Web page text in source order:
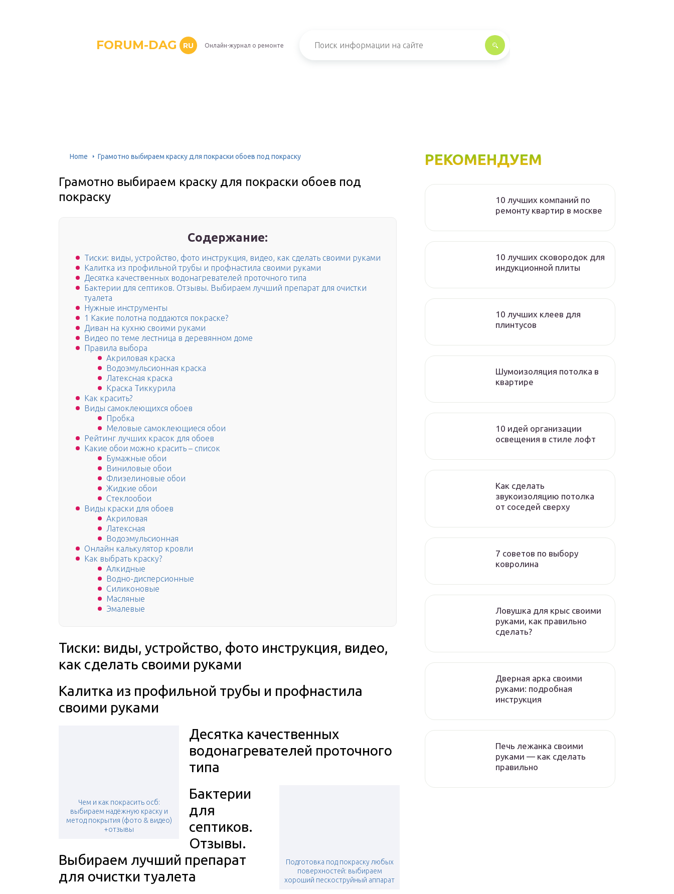
FORUM-DAG RU Онлайн-журнал о ремонте
Home Грамотно выбираем краску для покраски обоев под покраску
Грамотно выбираем краску для покраски обоев под
покраску
Содержание:
Тиски: виды, устройство, фото инструкция, видео, как сделать своими руками
Калитка из профильной трубы и профнастила своими руками
Десятка качественных водонагревателей проточного типа
Бактерии для септиков. Отзывы. Выбираем лучший препарат для очистки
туалета
Нужные инструменты
1 Какие полотна поддаются покраске?
Диван на кухню своими руками
Видео по теме лестница в деревянном доме
Правила выбора
Акриловая краска
Водоэмульсионная краска
Латексная краска
Краска Тиккурила
Как красить?
Виды самоклеющихся обоев
Пробка
Меловые самоклеющиеся обои
Рейтинг лучших красок для обоев
Какие обои можно красить – список
Бумажные обои
Виниловые обои
Флизелиновые обои
Жидкие обои
Стеклообои
Виды краски для обоев
Акриловая
Латексная
Водоэмульсионная
Онлайн калькулятор кровли
Как выбрать краску?
Алкидные
Водно-дисперсионные
Силиконовые
Масляные
Эмалевые
Тиски: виды, устройство, фото инструкция, видео,
как сделать своими руками
Калитка из профильной трубы и профнастила
своими руками
Чем и как покрасить осб:
выбираем надёжную краску и
метод покрытия (фото & видео)
+отзывы
Десятка качественных
водонагревателей проточного
типа
Подготовка под покраску любых
поверхностей: выбираем
хороший пескоструйный аппарат
Бактерии
для
септиков.
Отзывы.
Выбираем лучший препарат
для очистки туалета
РЕКОМЕНДУЕМ
10 лучших компаний по
ремонту квартир в москве
10 лучших сковородок для
индукционной плиты
10 лучших клеев для
плинтусов
Шумоизоляция потолка в
квартире
10 идей организации
освещения в стиле лофт
Как сделать
звукоизоляцию потолка
от соседей сверху
7 советов по выбору
ковролина
Ловушка для крыс своими
руками, как правильно
сделать?
Дверная арка своими
руками: подробная
инструкция
Печь лежанка своими
руками — как сделать
правильно